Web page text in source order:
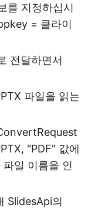
를 지정하십시
= 클라이
전달하면서
파일을 읽는
"PDF" 값에
일 이름을 인
SlidesApi의